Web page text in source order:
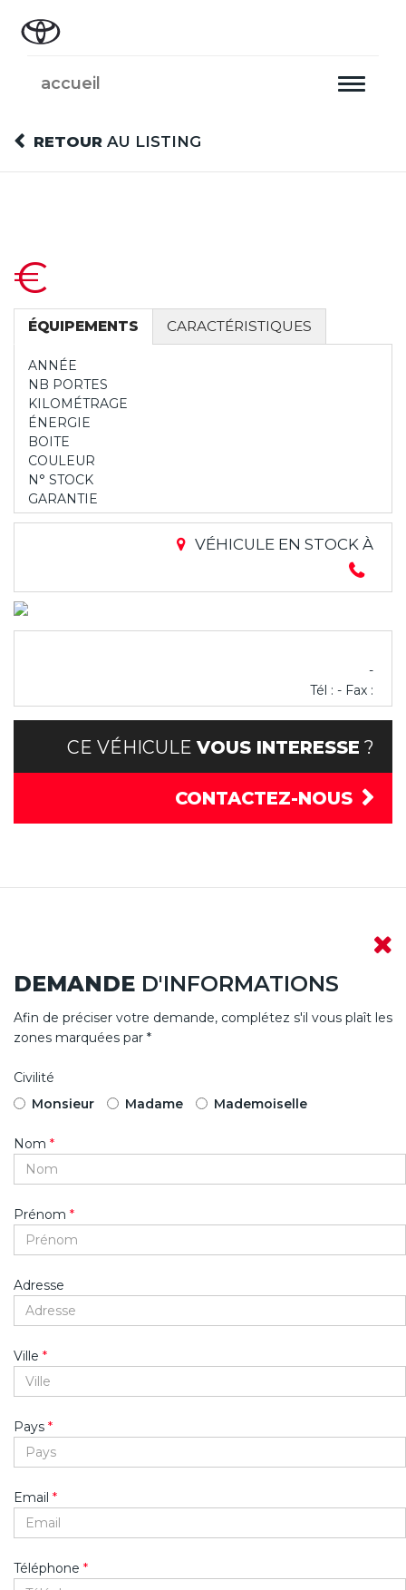
Toggle
accueil
RETOUR AU LISTING
€
ÉQUIPEMENTS CARACTÉRISTIQUES
ANNÉE
NB PORTES
KILOMÉTRAGE
ÉNERGIE
BOITE
COULEUR
N° STOCK
GARANTIE
VÉHICULE EN STOCK À
-
Tél : - Fax :
CE VÉHICULE VOUS INTERESSE ?
CONTACTEZ-NOUS
DEMANDE D'INFORMATIONS
Afin de préciser votre demande, complétez s'il vous plaît les
zones marquées par *
Civilité
Monsieur
Madame Mademoiselle
Nom *
Prénom *
Adresse
Ville *
Pays *
Email *
Téléphone *